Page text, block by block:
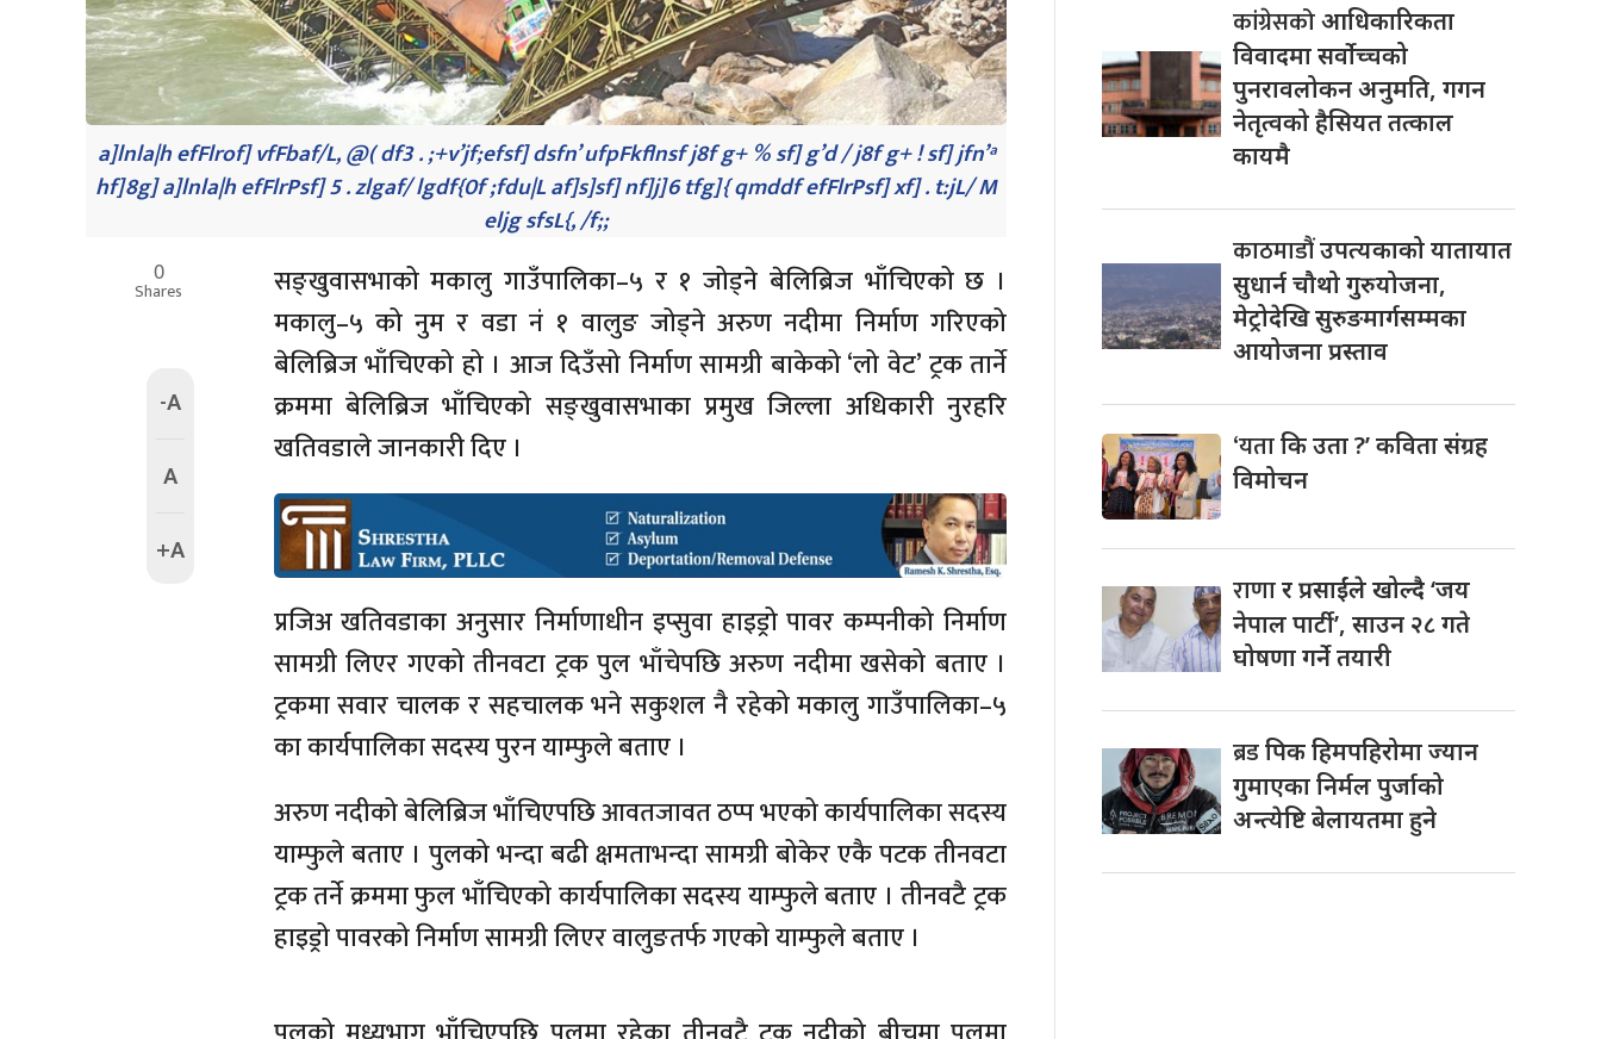
a]lnla|h efFlrof] vfFbaf/L, @( df3 . ;+v’jf;efsf] dsfn’ ufpFkflnsf j8f g+ % sf] g’d / j8f g+ ! sf] jfn’ª
hf]8g] a]lnla|h efFlrPsf] 5 . zlgaf/ lgdf{0f ;fdu|L af]s]sf] nf]j]6 tfg]{ qmddf efFlrPsf] xf] . t:jL/ M
eljg sfsL{, /f;;
0
Shares
-A
A
+A
सङ्खुवासभाको मकालु गाउँपालिका–५ र १ जोड्ने बेलिब्रिज भाँचिएको छ ।
मकालु–५ को नुम र वडा नं १ वालुङ जोड्ने अरुण नदीमा निर्माण गरिएको
बेलिब्रिज भाँचिएको हो । आज दिउँसो निर्माण सामग्री बाकेको ‘लो वेट’ ट्रक तार्ने
क्रममा बेलिब्रिज भाँचिएको सङ्खुवासभाका प्रमुख जिल्ला अधिकारी नुरहरि
खतिवडाले जानकारी दिए ।
प्रजिअ खतिवडाका अनुसार निर्माणाधीन इप्सुवा हाइड्रो पावर कम्पनीको निर्माण
सामग्री लिएर गएको तीनवटा ट्रक पुल भाँचेपछि अरुण नदीमा खसेको बताए ।
ट्रकमा सवार चालक र सहचालक भने सकुशल नै रहेको मकालु गाउँपालिका–५
का कार्यपालिका सदस्य पुरन याम्फुले बताए ।
अरुण नदीको बेलिब्रिज भाँचिएपछि आवतजावत ठप्प भएको कार्यपालिका सदस्य
याम्फुले बताए । पुलको भन्दा बढी क्षमताभन्दा सामग्री बोकेर एकै पटक तीनवटा
ट्रक तर्ने क्रममा फुल भाँचिएको कार्यपालिका सदस्य याम्फुले बताए । तीनवटै ट्रक
हाइड्रो पावरको निर्माण सामग्री लिएर वालुङतर्फ गएको याम्फुले बताए ।
कांग्रेसकोआधिकारिकता
विवादमा सर्वोच्चको
पुनरावलोकन अनुमति, गगन
नेतृत्वको हैसियत तत्काल
कायमै
काठमाडौंउपत्यकाको यातायात
सुधार्न चौथो गुरुयोजना,
मेट्रोदेखि सुरुङमार्गसम्मका
आयोजना प्रस्ताव
‘यताकि उता ?’ कविता संग्रह
विमोचन
राणार प्रसाईंले खोल्दै ‘जय
नेपाल पार्टी’, साउन २८ गते
घोषणा गर्ने तयारी
ब्रडपिक हिमपहिरोमा ज्यान
गुमाएका निर्मल पुर्जाको
अन्त्येष्टि बेलायतमा हुने